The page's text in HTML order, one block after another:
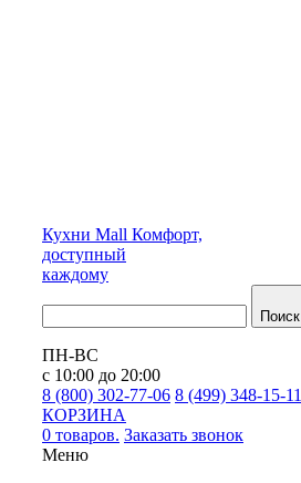
Кухни Mall Комфорт,
доступный
каждому
Поиск
ПН-ВС
с 10:00 до 20:00
8 (800) 302-77-06 8 (499) 348-15-11
КОРЗИНА
0 товаров. Заказать звонок
Меню